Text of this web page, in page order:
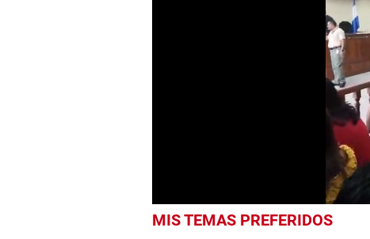
seconds
MIS TEMAS PREFERIDOS